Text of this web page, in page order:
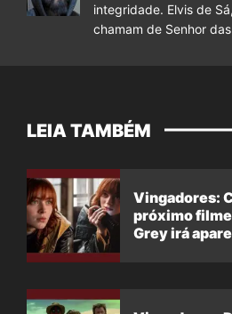
integridade. Elvis de
chamam de Senhor
LEIA TAMBÉM
Vingadores:
próximo filme
Grey irá